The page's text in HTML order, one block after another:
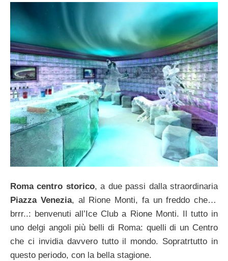
Roma centro storico, a due passi dalla straordinaria
Piazza Venezia, al Rione Monti, fa un freddo che…
brrr..: benvenuti all’Ice Club a Rione Monti. Il tutto in
uno delgi angoli più belli di Roma: quelli di un Centro
che ci invidia davvero tutto il mondo. Sopratrtutto in
questo periodo, con la bella stagione.